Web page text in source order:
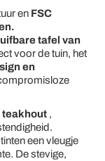
en FSC
tafel van
voor de tuin, het
en
teakhout,
een vleugje
De stevige,